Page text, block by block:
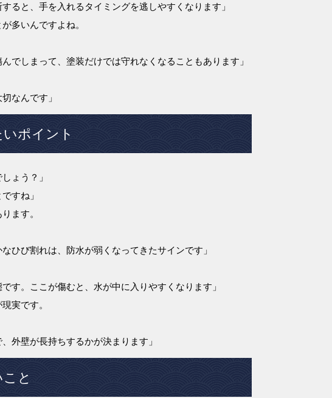
ると、手を入れるタイミングを逃しやすくなります」
多いんですよね。
でしまって、塗装だけでは守れなくなることもあります」
なんです」
ポイント
ょう？」
すね」
ます。
ひび割れは、防水が弱くなってきたサインです」
す。ここが傷むと、水が中に入りやすくなります」
実です。
外壁が長持ちするかが決まります」
と